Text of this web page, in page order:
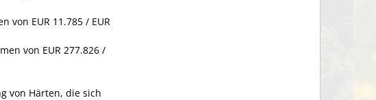
von EUR 11.785 / EUR
von EUR 277.826 /
von Härten, die sich